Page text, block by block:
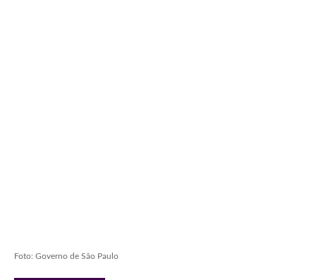
Foto: Governo de São Paulo